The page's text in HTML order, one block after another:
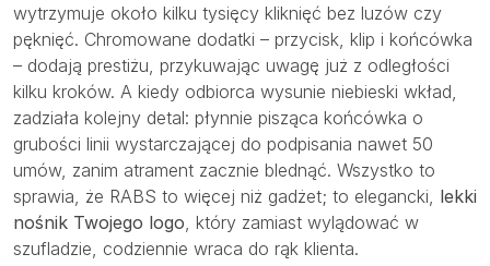
wytrzymuje około kilku tysięcy kliknięć bez luzów czy
pęknięć. Chromowane dodatki – przycisk, klip i końcówka
– dodają prestiżu, przykuwając uwagę już z odległości
kilku kroków. A kiedy odbiorca wysunie niebieski wkład,
zadziała kolejny detal: płynnie pisząca końcówka o
grubości linii wystarczającej do podpisania nawet 50
umów, zanim atrament zacznie blednąć. Wszystko to
sprawia, że RABS to więcej niż gadżet; to elegancki, lekki
nośnik Twojego logo, który zamiast wylądować w
szufladzie, codziennie wraca do rąk klienta.